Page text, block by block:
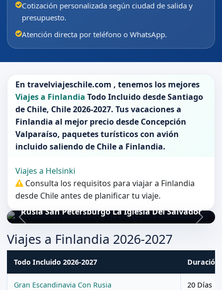
Cotización personalizada según ciudad de salida y
presupuesto.
Atención directa por teléfono o WhatsApp.
En travelviajeschile.com , tenemos los mejores
Viajes a Finlandia Todo Incluido desdeSantiago
de Chile, Chile 2026-2027. Tus vacaciones a
Finlandia al mejor precio desde Concepción
Valparaíso, paquetes turísticos con avión
incluido saliendo de Chilea Finlandia.
Viajes a Helsinki
Consulta los requisitos para viajar a Finlandia
desde Chile antes de planificar tu viaje.
Rusia San Petersburgo La Iglesia Del Salvador
Viajes a Finlandia 2026-2027
Todo Incluido 2026-2027 Duración
Gran Escandinavia Con Rusia 20 Días